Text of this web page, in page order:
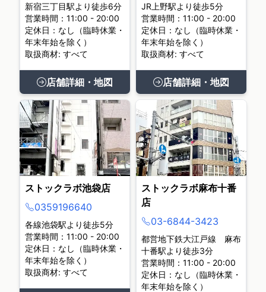
新宿三丁目駅より徒歩6分
営業時間：11:00 - 20:00
定休日：なし（臨時休業・
年末年始を除く）
取扱商材: すべて
店舗詳細・地図
JR上野駅より徒歩5分
営業時間：11:00 - 20:00
定休日：なし（臨時休業・
年末年始を除く）
取扱商材: すべて
店舗詳細・地図
ストックラボ池袋店
0359196640
各線池袋駅より徒歩5分
営業時間：11:00 - 20:00
定休日：なし（臨時休業・
年末年始を除く）
取扱商材: すべて
ストックラボ麻布十番
店
03-6844-3423
都営地下鉄大江戸線 麻布
十番駅より徒歩3分
営業時間：11:00 - 20:00
定休日：なし（臨時休業・
年末年始を除く）